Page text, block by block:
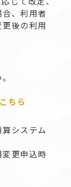
、利用者
後の利用
こちら
システム
更申込時